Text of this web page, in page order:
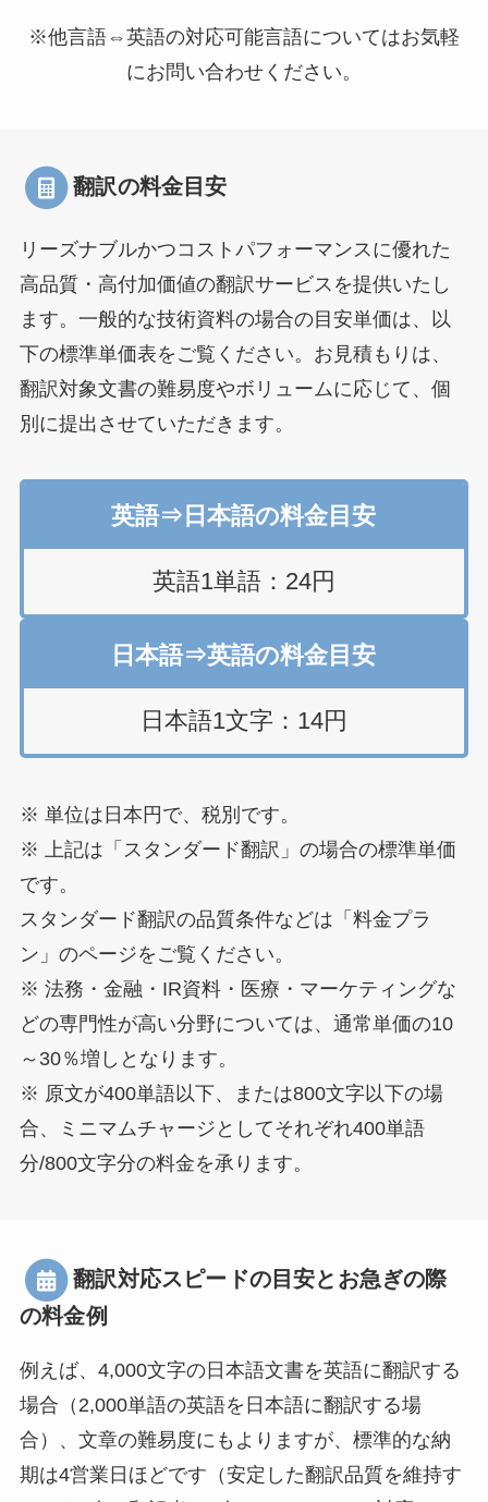
※他言語⇔英語の対応可能言語についてはお気軽
にお問い合わせください。
翻訳の料金目安
リーズナブルかつコストパフォーマンスに優れた
高品質・高付加価値の翻訳サービスを提供いたし
ます。一般的な技術資料の場合の目安単価は、以
下の標準単価表をご覧ください。お見積もりは、
翻訳対象文書の難易度やボリュームに応じて、個
別に提出させていただきます。
英語⇒日本語の料金目安
英語1単語：24円
日本語⇒英語の料金目安
日本語1文字：14円
※ 単位は日本円で、税別です。
※ 上記は「スタンダード翻訳」の場合の標準単価
です。
スタンダード翻訳の品質条件などは「料金プラ
ン」のページをご覧ください。
※ 法務・金融・IR資料・医療・マーケティングな
どの専門性が高い分野については、通常単価の10
～30％増しとなります。
※ 原文が400単語以下、または800文字以下の場
合、ミニマムチャージとしてそれぞれ400単語
分/800文字分の料金を承ります。
翻訳対応スピードの目安とお急ぎの際
の料金例
例えば、4,000文字の日本語文書を英語に翻訳する
場合（2,000単語の英語を日本語に翻訳する場
合）、文章の難易度にもよりますが、標準的な納
期は4営業日ほどです（安定した翻訳品質を維持す